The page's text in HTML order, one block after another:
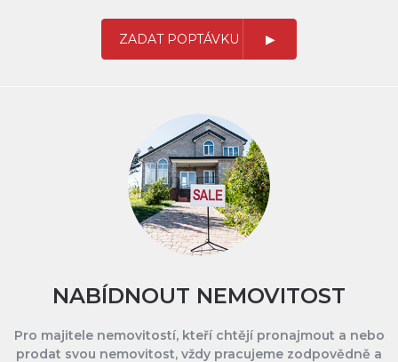
ZADAT POPTÁVKU
NABÍDNOUT NEMOVITOST
Pro majitele nemovitostí, kteří chtějí pronajmout a nebo
prodat svou nemovitost, vždy pracujeme zodpovědně a